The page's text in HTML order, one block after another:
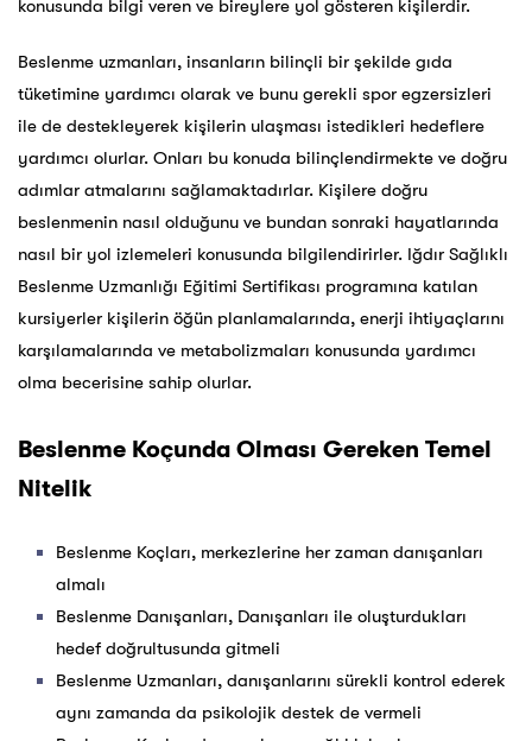
konusunda bilgi veren ve bireylere yol gösteren kişilerdir.
Beslenme uzmanları, insanların bilinçli bir şekilde gıda
tüketimine yardımcı olarak ve bunu gerekli spor egzersizleri
ile de destekleyerek kişilerin ulaşması istedikleri hedeflere
yardımcı olurlar. Onları bu konuda bilinçlendirmekte ve doğru
adımlar atmalarını sağlamaktadırlar. Kişilere doğru
beslenmenin nasıl olduğunu ve bundan sonraki hayatlarında
nasıl bir yol izlemeleri konusunda bilgilendirirler. Iğdır Sağlıklı
Beslenme Uzmanlığı Eğitimi Sertifikası programına katılan
kursiyerler kişilerin öğün planlamalarında, enerji ihtiyaçlarını
karşılamalarında ve metabolizmaları konusunda yardımcı
olma becerisine sahip olurlar.
Beslenme Koçunda Olması Gereken Temel
Nitelik
Beslenme Koçları, merkezlerine her zaman danışanları
almalı
Beslenme Danışanları, Danışanları ile oluşturdukları
hedef doğrultusunda gitmeli
Beslenme Uzmanları, danışanlarını sürekli kontrol ederek
aynı zamanda da psikolojik destek de vermeli